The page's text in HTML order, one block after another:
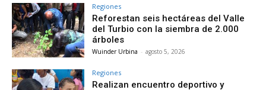
Regiones
Reforestan seis hectáreas del Valle
del Turbio con la siembra de 2.000
árboles
Wuinder Urbina - agosto 5, 2026
Regiones
Realizan encuentro deportivo y